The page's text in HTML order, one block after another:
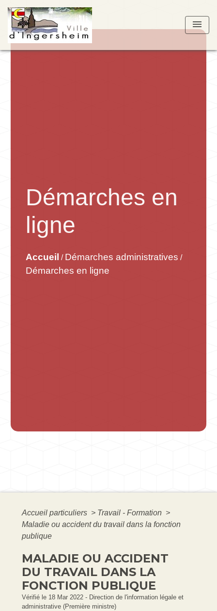
menu
Démarches en
ligne
Accueil / Démarches administratives /
Démarches en ligne
Accueil particuliers > Travail - Formation >
Maladie ou accident du travail dans la fonction
publique
MALADIE OU ACCIDENT
DU TRAVAIL DANS LA
FONCTION PUBLIQUE
Vérifié le 18 Mar 2022 - Direction de l'information légale et
administrative (Première ministre)